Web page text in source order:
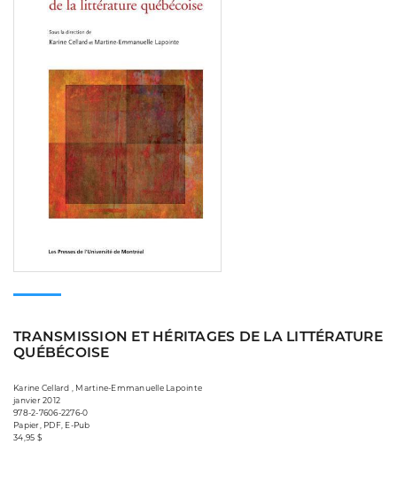
TRANSMISSION ET HÉRITAGES DE LA LITTÉRATURE
QUÉBÉCOISE
Karine Cellard , Martine-Emmanuelle Lapointe
janvier 2012
978-2-7606-2276-0
Papier, PDF, E-Pub
34,95 $